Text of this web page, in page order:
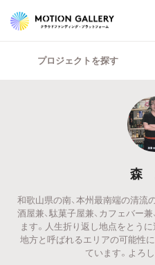
プロジェクトを探す
森
和歌山県の南、本州最南端の清流
酒屋兼、駄菓子屋兼、カフェバー
ます。人生折り返し地点をとう
地方と呼ばれるエリアの可能性
ています。よろ